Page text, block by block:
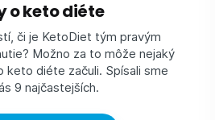
o keto diéte
či je KetoDiet tým pravým
Možno za to môže nejaký
diéte začuli. Spísali sme
9 najčastejších.